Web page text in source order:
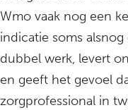
Wmo vaak nog een
indicatie soms alsnog
dubbel werk, levert
en geeft het gevoel
zorgprofessional in